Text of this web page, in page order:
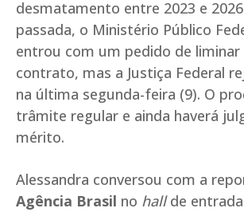
desmatamento entre 2023 e
passada, o Ministério Público
entrou com um pedido de liminar
contrato, mas a Justiça Federal
na última segunda-feira (9). O
trâmite regular e ainda haverá
mérito.
Alessandra conversou com a
Agência Brasil no hallde